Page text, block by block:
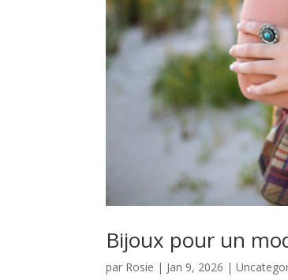
Bijoux pour un
par Rosie | Jan 9, 2026 |